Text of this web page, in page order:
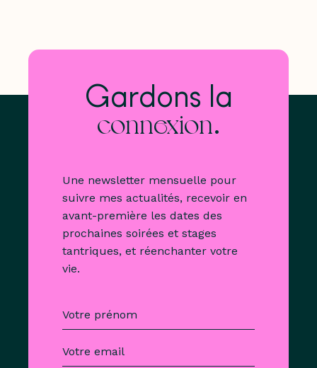
Gardons la
connexion.
Une newsletter mensuelle pour
suivre mes actualités, recevoir en
avant-première les dates des
prochaines soirées et stages
tantriques, et réenchanter votre
vie.